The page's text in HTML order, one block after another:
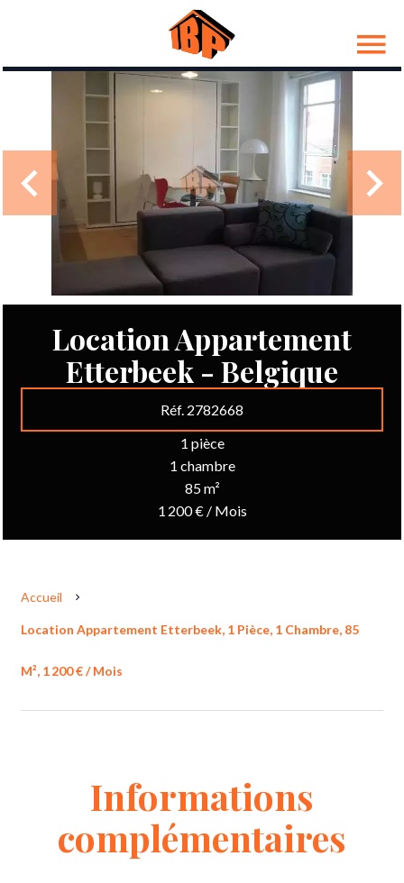
Location Appartement
Etterbeek - Belgique
Réf. 2782668
1 pièce
1 chambre
85 m²
1 200 € / Mois
Accueil
Location Appartement Etterbeek, 1 Pièce, 1 Chambre, 85
M², 1 200 € / Mois
Informations
complémentaires